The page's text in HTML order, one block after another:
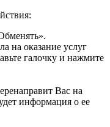
на оказание услуг
галочку и нажмите
Вас на
информация о ее